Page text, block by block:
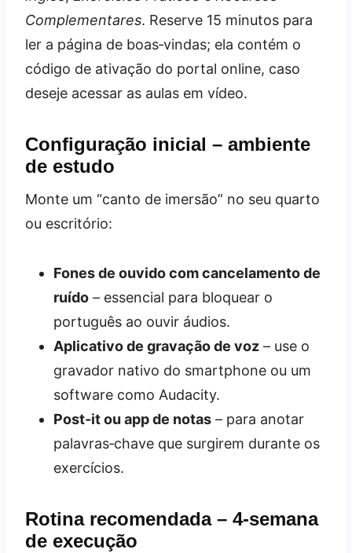
Complementares. Reserve 15 minutos para
ler a página de boas‑vindas; ela contém o
código de ativação do portal online, caso
deseje acessar as aulas em vídeo.
Configuração inicial – ambiente
de estudo
Monte um “canto de imersão” no seu quarto
ou escritório:
Fones de ouvido com cancelamento de
ruído – essencial para bloquear o
português ao ouvir áudios.
Aplicativo de gravação de voz – use o
gravador nativo do smartphone ou um
software como Audacity.
Post‑it ou app de notas – para anotar
palavras‑chave que surgirem durante os
exercícios.
Rotina recomendada – 4‑semana
de execução